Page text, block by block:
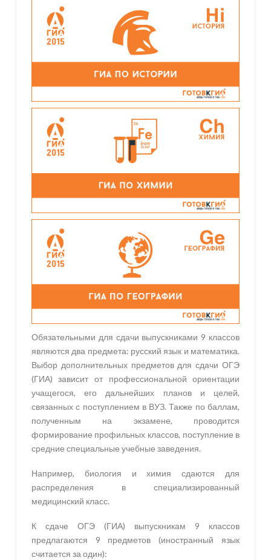
Обязательными для сдачи выпускниками 9 классов
являются два предмета: русский язык и математика.
Выбор дополнительных предметов для сдачи ОГЭ
(ГИА) зависит от профессиональной ориентации
учащегося, его дальнейших планов и целей,
связанных с поступлением в ВУЗ. Также по баллам,
полученным на экзамене, проводится
формирование профильных классов, поступление в
средние специальные учебные заведения.
Например, биология и химия сдаются для
распределения в специализированный
медицинский класс.
К сдаче ОГЭ (ГИА) выпускникам 9 классов
предлагаются 9 предметов (иностранный язык
считается за один):